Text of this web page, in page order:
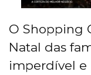
O Shopping
Natal das
imperdível e